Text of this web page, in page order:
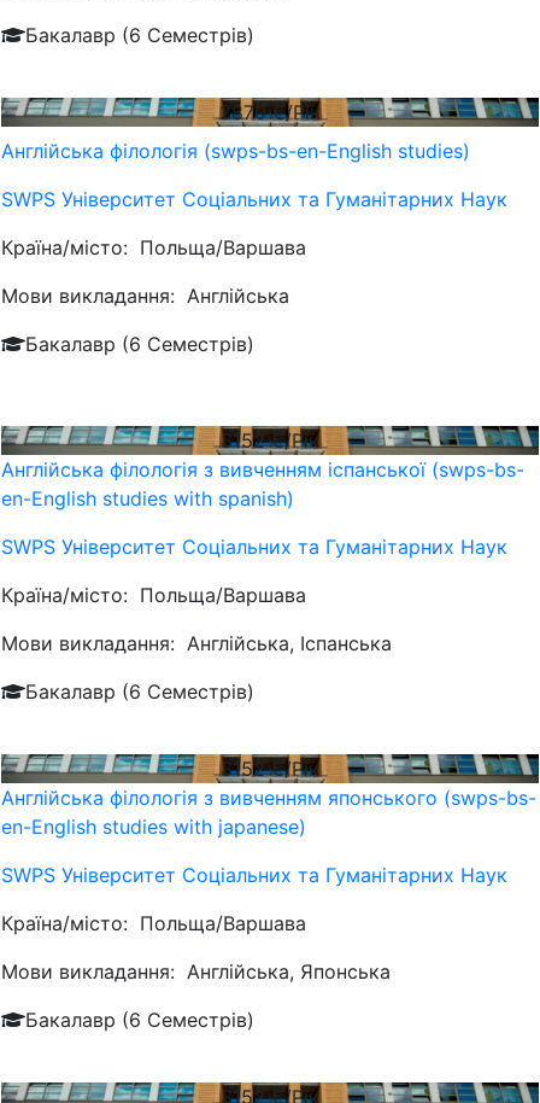
Бакалавр (6 Семестрів)
2870€/Рік
Англійська філологія (swps-bs-en-English studies)
SWPS Університет Соціальних та Гуманітарних Наук
Країна/місто: Польща/Варшава
Мови викладання: Англійська
Бакалавр (6 Семестрів)
3152€/Рік
Англійська філологія з вивченням іспанської (swps-bs-
en-English studies with spanish)
SWPS Університет Соціальних та Гуманітарних Наук
Країна/місто: Польща/Варшава
Мови викладання: Англійська, Іспанська
Бакалавр (6 Семестрів)
3152€/Рік
Англійська філологія з вивченням японського (swps-bs-
en-English studies with japanese)
SWPS Університет Соціальних та Гуманітарних Наук
Країна/місто: Польща/Варшава
Мови викладання: Англійська, Японська
Бакалавр (6 Семестрів)
3152€/Рік